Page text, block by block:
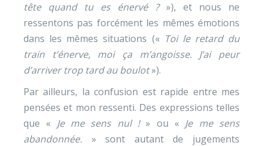
tête quand tu es énervé ?»), et nous ne
ressentons pas forcément les mêmes émotions
dans les mêmes situations (« Toi le retard du
train t’énerve, moi ça m’angoisse. J’ai peur
d’arriver trop tard au boulot»).
Par ailleurs, la confusion est rapide entre mes
pensées et mon ressenti. Des expressions telles
que « Je me sens nul !» ou « Je me sens
abandonnée. » sont autant de jugements